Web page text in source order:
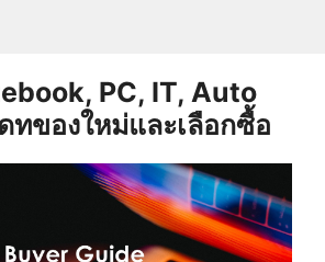
PC, IT, Auto
ทของใหม่และเลือกซื้อ